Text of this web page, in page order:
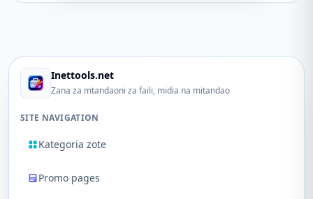
Inettools.net
Zana za mtandaoni za faili, midia na mitandao
SITE NAVIGATION
Kategoria zote
Promo pages